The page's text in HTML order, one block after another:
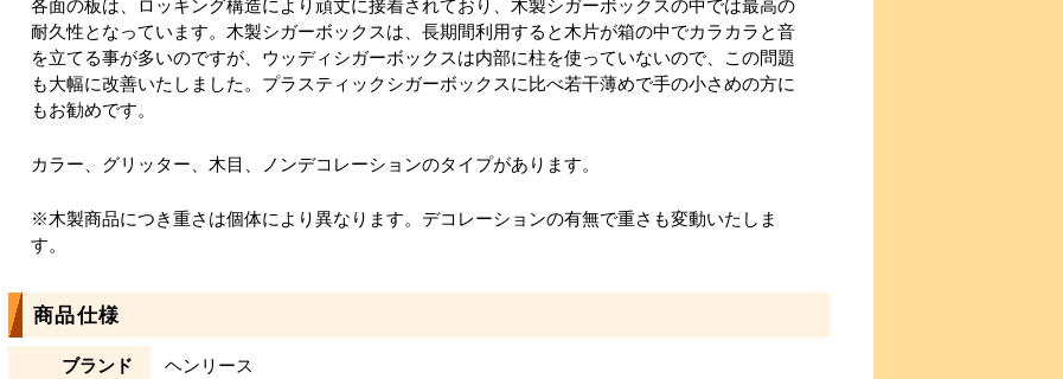
各面の板は、ロッキング構造により頑丈に接着されており、木製シガーボックスの中では最高の
耐久性となっています。木製シガーボックスは、長期間利用すると木片が箱の中でカラカラと音
を立てる事が多いのですが、ウッディシガーボックスは内部に柱を使っていないので、この問題
も大幅に改善いたしました。プラスティックシガーボックスに比べ若干薄めで手の小さめの方に
もお勧めです。
カラー、グリッター、木目、ノンデコレーションのタイプがあります。
※木製商品につき重さは個体により異なります。デコレーションの有無で重さも変動いたしま
す。
商品仕様
ブランド
ヘンリース